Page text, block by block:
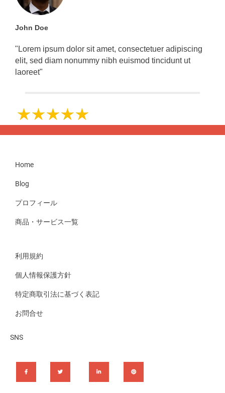
John Doe
"Lorem ipsum dolor sit amet, consectetuer adipiscing
elit, sed diam nonummy nibh euismod tincidunt ut
laoreet"
Home
Blog
プロフィール
商品・サービス一覧
利用規約
個人情報保護方針
特定商取引法に基づく表記
お問合せ
SNS